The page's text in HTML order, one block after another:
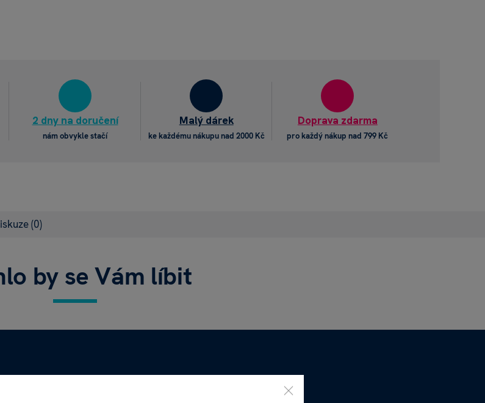
2 dny na doručení
nám obvykle stačí
Malý dárek
ke každému nákupu nad 2000 Kč
Doprava zdarma
pro každý nákup nad 799 Kč
(0)
by se Vám líbit